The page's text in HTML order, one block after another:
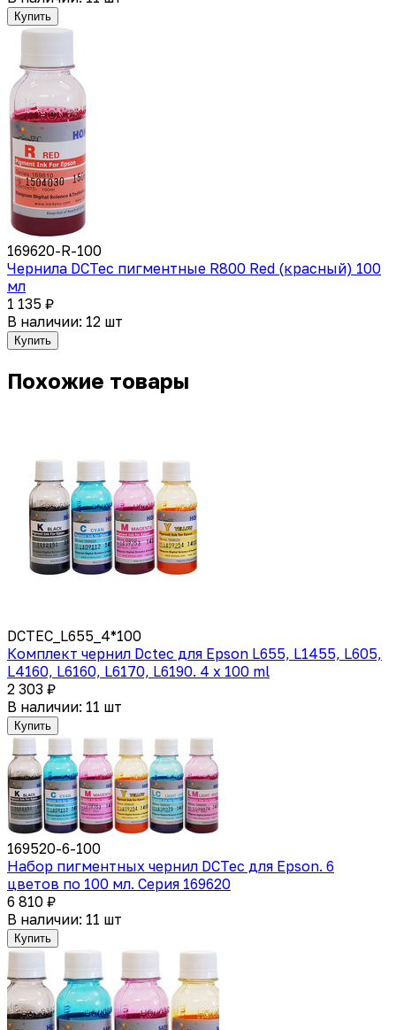
Купить
169620-R-100
Чернила DCTec пигментные R800 Red (красный) 100
мл
1 135 ₽
В наличии: 12 шт
Купить
Похожие товары
DCTEC_L655_4*100
Комплект чернил Dctec для Epson L655, L1455, L605,
L4160, L6160, L6170, L6190. 4 x 100 ml
2 303 ₽
В наличии: 11 шт
Купить
169520-6-100
Набор пигментных чернил DCTec для Epson. 6
цветов по 100 мл. Cерия 169620
6 810 ₽
В наличии: 11 шт
Купить